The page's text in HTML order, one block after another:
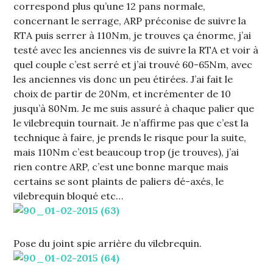
correspond plus qu’une 12 pans normale,
concernant le serrage, ARP préconise de suivre la
RTA puis serrer à 110Nm, je trouves ça énorme, j’ai
testé avec les anciennes vis de suivre la RTA et voir à
quel couple c’est serré et j’ai trouvé 60-65Nm, avec
les anciennes vis donc un peu étirées. J’ai fait le
choix de partir de 20Nm, et incrémenter de 10
jusqu’à 80Nm. Je me suis assuré à chaque palier que
le vilebrequin tournait. Je n’affirme pas que c’est la
technique à faire, je prends le risque pour la suite,
mais 110Nm c’est beaucoup trop (je trouves), j’ai
rien contre ARP, c’est une bonne marque mais
certains se sont plaints de paliers dé-axés, le
vilebrequin bloqué etc…
Pose du joint spie arrière du vilebrequin.